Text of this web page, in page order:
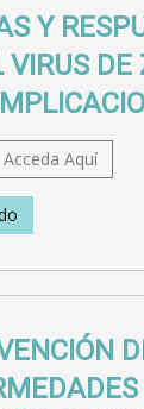
Y
VIRUS DE
Acceda Aquí